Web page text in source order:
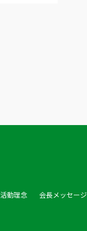
活動理念 会長メッセージ